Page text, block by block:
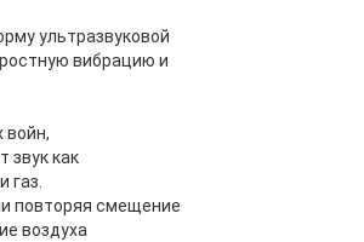
ультразвуковой
вибрацию и
войн,
звук как
газ.
повторяя смещение
воздуха